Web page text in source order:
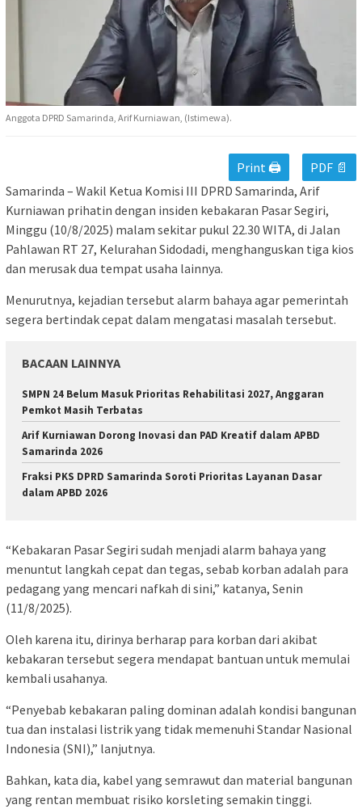
Anggota DPRD Samarinda, Arif Kurniawan, (Istimewa).
Print 🖨
PDF 📄
Samarinda – Wakil Ketua Komisi III DPRD Samarinda, Arif
Kurniawan prihatin dengan insiden kebakaran Pasar Segiri,
Minggu (10/8/2025) malam sekitar pukul 22.30 WITA, di Jalan
Pahlawan RT 27, Kelurahan Sidodadi, menghanguskan tiga kios
dan merusak dua tempat usaha lainnya.
Menurutnya, kejadian tersebut alarm bahaya agar pemerintah
segera bertindak cepat dalam mengatasi masalah tersebut.
BACAAN LAINNYA
SMPN 24 Belum Masuk Prioritas Rehabilitasi 2027, Anggaran
Pemkot Masih Terbatas
Arif Kurniawan Dorong Inovasi dan PAD Kreatif dalam APBD
Samarinda 2026
Fraksi PKS DPRD Samarinda Soroti Prioritas Layanan Dasar
dalam APBD 2026
“Kebakaran Pasar Segiri sudah menjadi alarm bahaya yang
menuntut langkah cepat dan tegas, sebab korban adalah para
pedagang yang mencari nafkah di sini,” katanya, Senin
(11/8/2025).
Oleh karena itu, dirinya berharap para korban dari akibat
kebakaran tersebut segera mendapat bantuan untuk memulai
kembali usahanya.
“Penyebab kebakaran paling dominan adalah kondisi bangunan
tua dan instalasi listrik yang tidak memenuhi Standar Nasional
Indonesia (SNI),” lanjutnya.
Bahkan, kata dia, kabel yang semrawut dan material bangunan
yang rentan membuat risiko korsleting semakin tinggi.